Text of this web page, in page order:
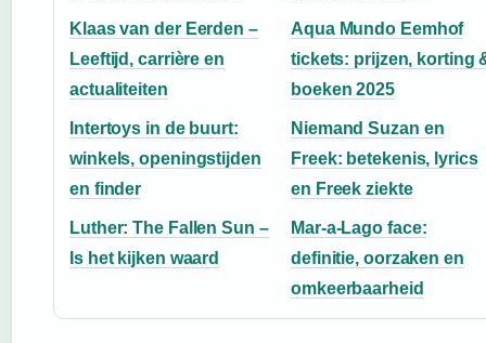
Klaas van der Eerden –
Leeftijd, carrière en
actualiteiten
Aqua Mundo Eemhof
tickets: prijzen, korting
boeken 2025
Intertoys in de buurt:
winkels, openingstijden
en finder
Niemand Suzan en
Freek: betekenis, lyrics
en Freek ziekte
Luther: The Fallen Sun –
Is het kijken waard
Mar-a-Lago face:
definitie, oorzaken en
omkeerbaarheid